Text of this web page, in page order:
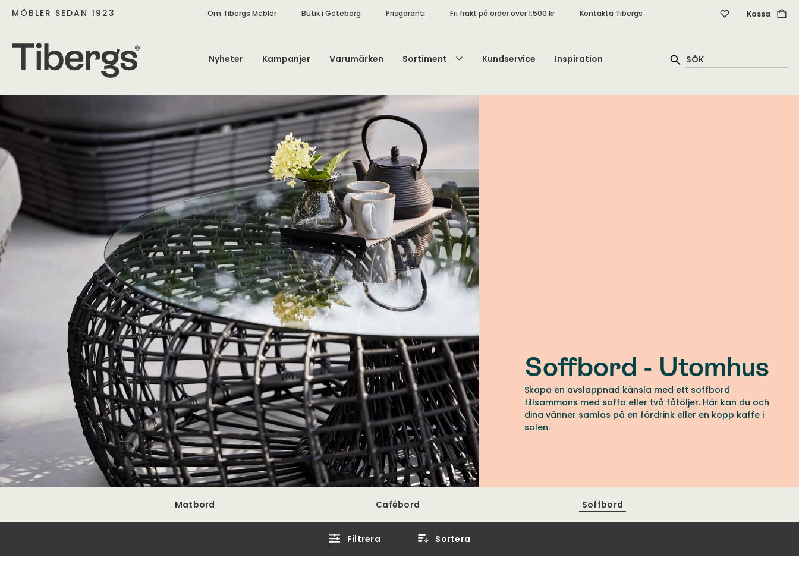
MÖBLER SEDAN 1923 Om Tibergs Möbler Butik i Göteborg Prisgaranti Fri frakt på order över 1.500 kr Kontakta Tibergs Kassa
Nyheter Kampanjer Varumärken Sortiment Kundservice Inspiration
Soffbord - Utomhus
Skapa en avslappnad känsla med ett soffbord
tillsammans med soffa eller två fåtöljer. Här kan du och
dina vänner samlas på en fördrink eller en kopp kaffe i
solen.
Matbord Cafébord Soffbord
Filtrera Sortera